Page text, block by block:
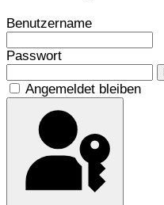
Benutzername
Passwort
Angemeldet bleiben